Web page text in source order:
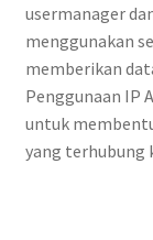
usermanager
menggunakan
memberikan
Penggunaan IP
untuk
yang terhubung